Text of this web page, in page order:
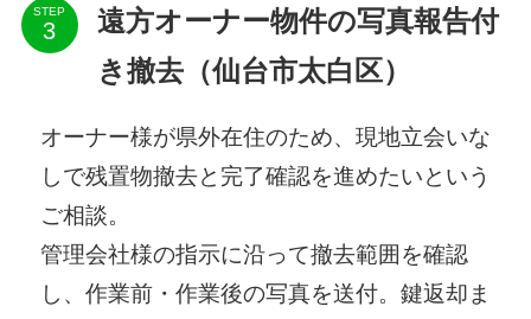
STEP
遠方オーナー物件の写真報告付
き撤去（仙台市太白区）
オーナー様が県外在住のため、現地立会いな
しで残置物撤去と完了確認を進めたいという
ご相談。
管理会社様の指示に沿って撤去範囲を確認
し、作業前・作業後の写真を送付。鍵返却ま